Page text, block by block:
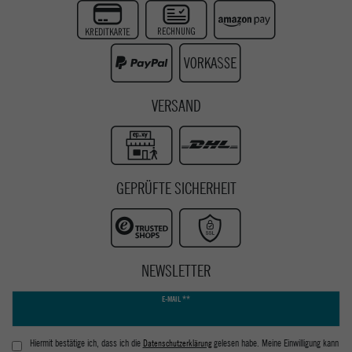
Instagram
Youtube
VERSAND
GEPRÜFTE SICHERHEIT
NEWSLETTER
E-MAIL **
Hiermit bestätige ich, dass ich die Daten­schutz­erklärunggelesen habe. Meine Einwilligung kann